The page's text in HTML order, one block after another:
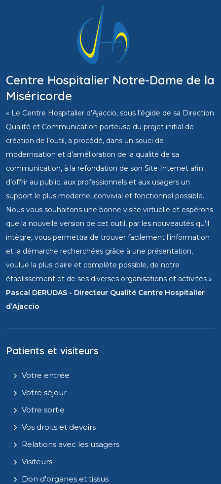
Centre Hospitalier Notre-Dame de la
Miséricorde
« Le Centre Hospitalier d’Ajaccio, sous l’égide de sa Direction
Qualité et Communication porteuse du projet initial de
création de l’outil, a procédé, dans un souci de
modernisation et d’amélioration de la qualité de sa
communication, à la refondation de son Site Internet afin
d’offrir au public, aux professionnels et aux usagers un
support le plus moderne, convivial et fonctionnel possible.
Nous vous souhaitons une bonne visite virtuelle et espérons
que la nouvelle version de cet outil, par les nouveautés qu’il
intègre, vous permettra de trouver facilement l’information
et la démarche recherchées grâce à une présentation,
voulue la plus claire et complète possible, de notre
établissement et de ses diverses organisations et activités ».
Pascal DERUDAS - Directeur Qualité Centre Hospitalier
d’Ajaccio
Patients et visiteurs
Votre entrée
Votre séjour
Votre sortie
Vos droits et devoirs
Relations avec les usagers
Visiteurs
Don d'organes et tissus